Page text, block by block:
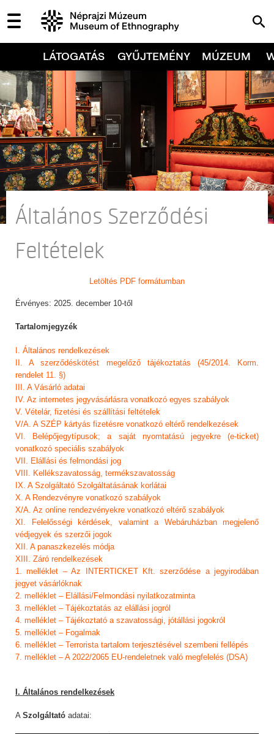
LÁTOGATÁS GYŰJTEMÉNY MÚZEUM
Általános Szerződési
Feltételek
Letöltés PDF formátumban
Érvényes: 2025. december 10-től
Tartalomjegyzék
I. Általános rendelkezések
II. A szerződéskötést megelőző tájékoztatás (45/2014. Korm.
rendelet 11. §)
III. A Vásárló adatai
IV. Az internetes jegyvásárlásra vonatkozó egyes szabályok
V. Vételár, fizetési és szállítási feltételek
V/A. A SZÉP kártyás fizetésre vonatkozó eltérő rendelkezések
VI. Belépőjegytípusok; a saját nyomtatású jegyekre (e-ticket)
vonatkozó speciális szabályok
VII. Elállási és felmondási jog
VIII. Kellékszavatosság, termékszavatosság
IX. A Szolgáltató Szolgáltatásának korlátai
X. A Rendezvényre vonatkozó szabályok
X/A. Az online rendezvényekre vonatkozó eltérő szabályok
XI. Felelősségi kérdések, valamint a Webáruházban megjelenő
védjegyek és szerzői jogok
XII. A panaszkezelés módja
XIII. Záró rendelkezések
1. melléklet – Az INTERTICKET Kft. szerződése a jegyirodában
jegyet vásárlóknak
2. melléklet – Elállási/Felmondási nyilatkozatminta
3. melléklet – Tájékoztatás az elállási jogról
4. melléklet – Tájékoztató a szavatossági, jótállási jogokról
5. melléklet – Fogalmak
6. melléklet – Terrorista tartalom terjesztésével szembeni fellépés
7. melléklet – A 2022/2065 EU-rendeletnek való megfelelés (DSA)
I. Általános rendelkezések
A Szolgáltató adatai: